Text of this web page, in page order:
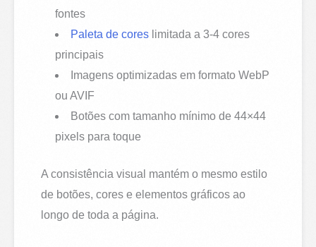
fontes
Paleta de cores limitada a 3-4 cores
principais
Imagens optimizadas em formato WebP
ou AVIF
Botões com tamanho mínimo de 44×44
pixels para toque
A consistência visual mantém o mesmo estilo
de botões, cores e elementos gráficos ao
longo de toda a página.